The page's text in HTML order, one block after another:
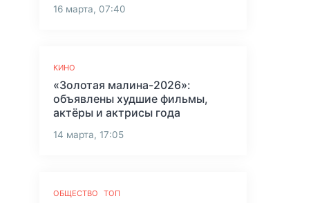
16 марта, 07:40
КИНО
«Золотая малина-2026»:
объявлены худшие фильмы,
актёры и актрисы года
14 марта, 17:05
ОБЩЕСТВО ТОП